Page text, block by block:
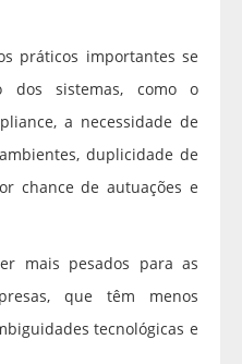
práticos importantes se
dos sistemas, como o
a necessidade de
duplicidade de
chance de autuações e
mais pesados para as
que têm menos
tecnológicas e